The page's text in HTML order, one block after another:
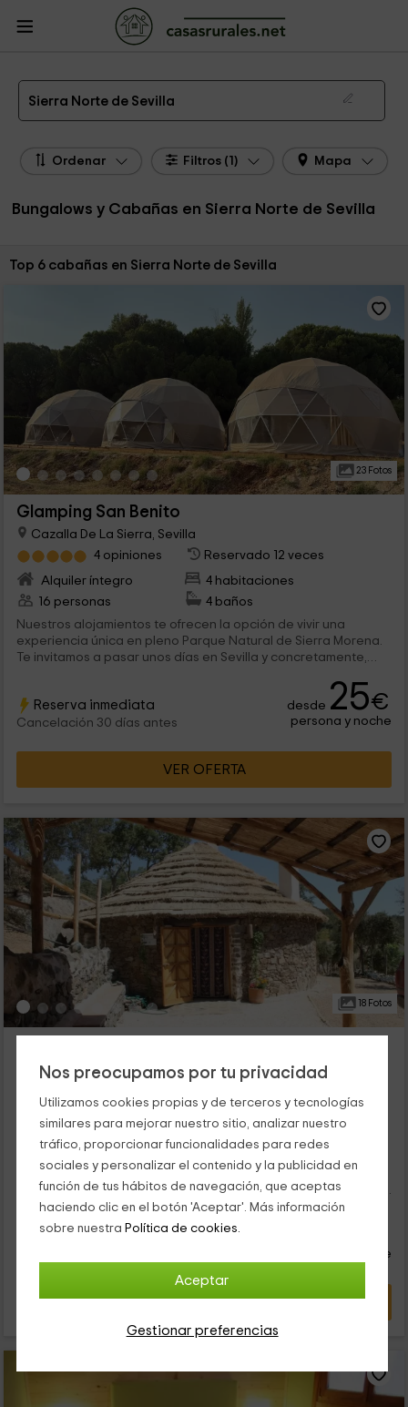
Nos preocupamos por tu privacidad
Utilizamos cookies propias y de terceros y tecnologías
similares para mejorar nuestro sitio, analizar nuestro
tráfico, proporcionar funcionalidades para redes
sociales y personalizar el contenido y la publicidad en
función de tus hábitos de navegación, que aceptas
haciendo clic en el botón 'Aceptar'. Más información
sobre nuestra Política de cookies.
Aceptar
Gestionar preferencias
Casas Rurales
Cabañas Sierra Norte de Sevilla
Los mejores bungalows y cabañas en Sierra Norte de Sevilla de 2026
Sierra Norte de Sevilla
Ordenar Filtros (1) Mapa
Bungalows y Cabañas en Sierra Norte de Sevilla
Ordenar por:
Top 6 cabañas en Sierra Norte de Sevilla
23 Fotos
Glamping San Benito
Cazalla De La Sierra, Sevilla
4 opiniones
Reservado 12 veces
Alquiler íntegro
4 habitaciones
16 personas
4 baños
Nuestros alojamientos te ofrecen la opción de vivir una
experiencia única en pleno Parque Natural de Sierra Morena.
Te invitamos a pasar unos días en Sevilla y concretamente,
geodésicos para 2 personas cada uno, con todo lo necesario
para descansar y desconectar en el interior mientras disfrutas
de los cielos estrellados.
Reserva inmediata
Cancelación 30 días antes
desde 25€
persona y noche
VER OFERTA
18 Fotos
Cazalla De La Sierra, Sevilla
3 habitaciones
6 personas
Nuestro alojamiento te va a hacer disfrutar de las mejores
vacaciones en un ambiente y una estancia completamente
diferentes, en Cazalla de la Sierra, que pertenece a Sevilla. Te
ofrecemos un alojamiento pensado para 6 personas, con
chimenea, 3 habitaciones y en el exterior con barbacoa y
persona y noche
VER OFERTA